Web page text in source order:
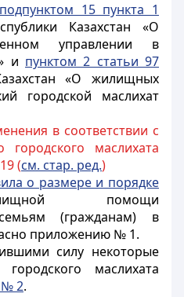
подпунктом 15 пункта 1
Казахстан «О
управлении в
и пунктом 2 статьи 97
«О жилищных
городской маслихат
в соответствии с
городского маслихата
(см. стар. ред.)
о размере и порядке
помощи
(гражданам) в
приложению № 1.
силу некоторые
маслихата
2.